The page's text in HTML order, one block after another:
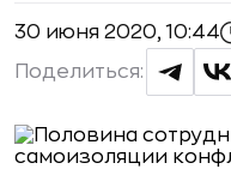
30 июня 2020, 10:44
Поделиться: